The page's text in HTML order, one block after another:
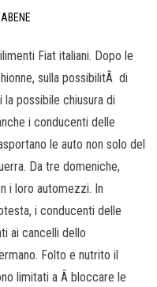
Fiat italiani. Dopo le
sulla possibilitÃ di
possibile chiusura di
i conducenti delle
le auto non solo del
Da tre domeniche,
i loro automezzi. In
i conducenti delle
ai cancelli dello
Folto e nutrito il
limitati a Â bloccare le